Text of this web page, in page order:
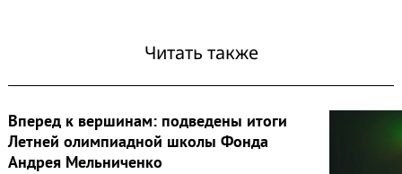
Читать также
Вперед к вершинам: подведены итоги
Летней олимпиадной школы Фонда
Андрея Мельниченко